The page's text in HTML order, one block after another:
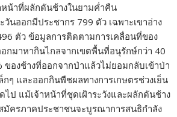
น้าที่ผลักดันช้างในยามค่ำคืน
นออกมีประชากร 799 ตัว เฉพาะเขาอ่าง
ตัว ข้อมูลการติดตามการเคลื่อนที่ของ
กมาหากินไกลจากเขตพื้นที่อนุรักษ์กว่า 40
ของช้างที่ออกจากป่าแล้วไม่ยอมกลับเข้าป่า
ๆ และออกกินพืชผลทางการเกษตรช่วงเย็น
ไป แม้เจ้าหน้าที่ชุดเฝ้าระวังและผลักดันช้าง
มัครภาคประชาชนจะบูรณาการสนธิกำลัง